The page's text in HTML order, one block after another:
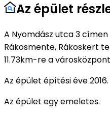
Az épület
A Nyomdász utca 3
Rákosmente, Rákoskert
11.73km-re a
Az épület építési éve 2016.
Az épület egy emeletes.